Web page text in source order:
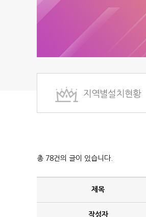
지역별설치현황
총 78건의 글이 있습니다.
제목
작성자